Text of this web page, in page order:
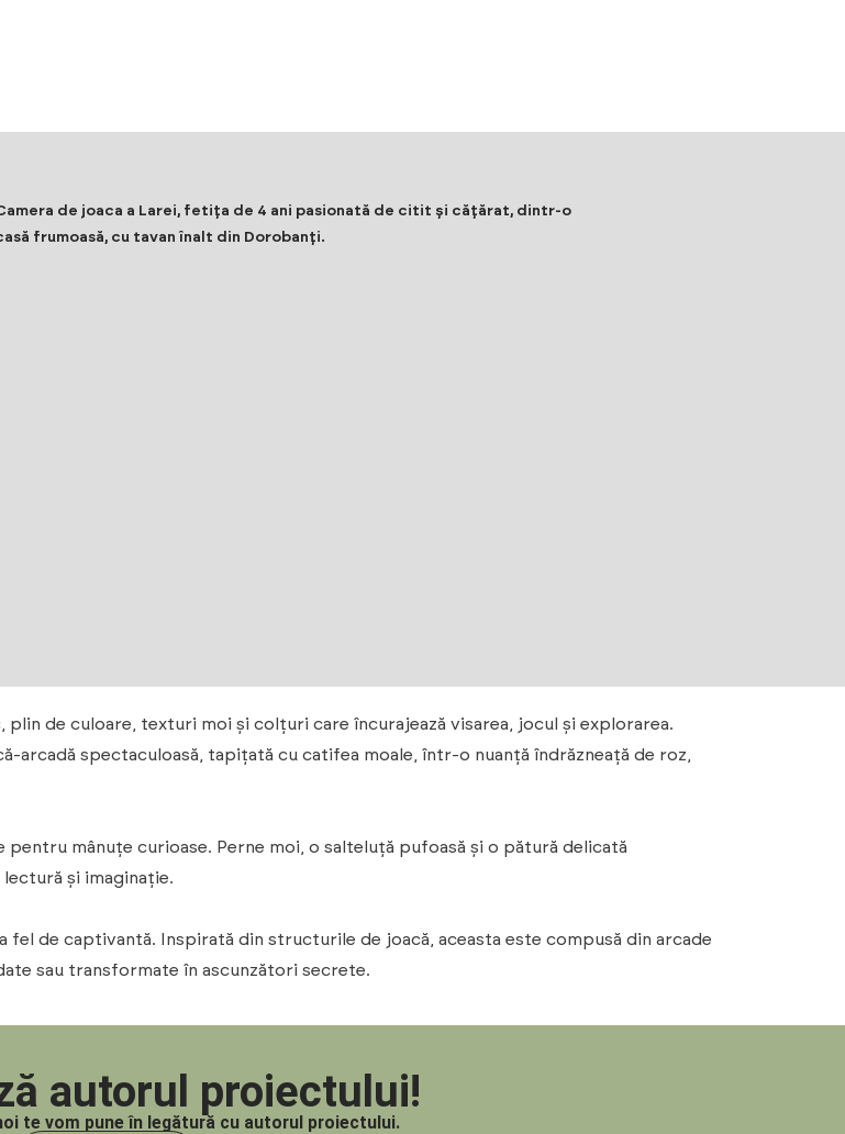
de joaca a Larei, fetița de 4 ani pasionată de citit și cățărat, dintr-o
frumoasă, cu tavan înalt din Dorobanți.
plin de culoare, texturi moi și colțuri care încurajează visarea, jocul și explorarea.
spectaculoasă, tapițată cu catifea moale, într-o nuanță îndrăzneață de roz,
mânuțe curioase. Perne moi, o salteluță pufoasă și o pătură delicată
și imaginație.
de captivantă. Inspirată din structurile de joacă, aceasta este compusă din arcade
sau transformate în ascunzători secrete.
autorul proiectului!
te vom pune în legătură cu autorul proiectului.